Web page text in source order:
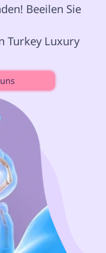
Beeilen Sie
Turkey Luxury